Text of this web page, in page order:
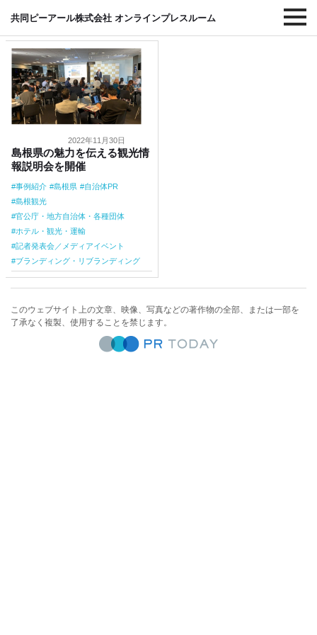
共同ピーアール株式会社 オンラインプレスルーム
#自治体PR
2022年11月30日
島根県の魅力を伝える観光情
報説明会を開催
事例紹介 島根県
自治体PR
島根観光
官公庁・地方自治体・各種団体
ホテル・観光・運輸
記者発表会／メディアイベント
ブランディング・リブランディング
このウェブサイト上の文章、映像、写真などの著作物の全部、または一部を
了承なく複製、使用することを禁じます。